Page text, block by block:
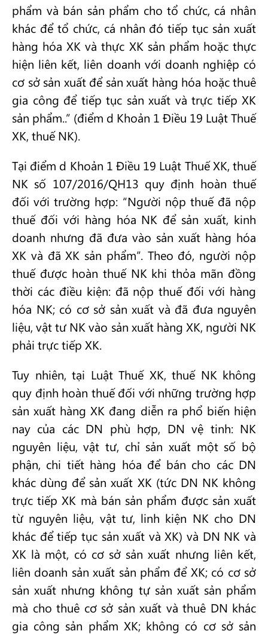
phẩm và bán sản phẩm cho tổ chức, cá nhân
khác để tổ chức, cá nhân đó tiếp tục sản xuất
hàng hóa XK và thực XK sản phẩm hoặc thực
hiện liên kết, liên doanh với doanh nghiệp có
cơ sở sản xuất để sản xuất hàng hóa hoặc thuê
gia công để tiếp tục sản xuất và trực tiếp XK
sản phẩm..” (điểm d Khoản 1 Điều 19 Luật Thuế
XK, thuế NK).
Tại điểm d Khoản 1 Điều 19 Luật Thuế XK, thuế
NK số 107/2016/QH13 quy định hoàn thuế
đối với trường hợp: “Người nộp thuế đã nộp
thuế đối với hàng hóa NK để sản xuất, kinh
doanh nhưng đã đưa vào sản xuất hàng hóa
XK và đã XK sản phẩm”. Theo đó, người nộp
thuế được hoàn thuế NK khi thỏa mãn đồng
thời các điều kiện: đã nộp thuế đối với hàng
hóa NK; có cơ sở sản xuất và đã đưa nguyên
liệu, vật tư NK vào sản xuất hàng XK, người NK
phải trực tiếp XK.
Tuy nhiên, tại Luật Thuế XK, thuế NK không
quy định hoàn thuế đối với những trường hợp
sản xuất hàng XK đang diễn ra phổ biến hiện
nay của các DN phù hợp, DN vệ tinh: NK
nguyên liệu, vật tư, chỉ sản xuất một số bộ
phận, chi tiết hàng hóa để bán cho các DN
khác dùng để sản xuất XK (tức DN NK không
trực tiếp XK mà bán sản phẩm được sản xuất
từ nguyên liệu, vật tư, linh kiện NK cho DN
khác để tiếp tục sản xuất và XK) và DN NK và
XK là một, có cơ sở sản xuất nhưng liên kết,
liên doanh sản xuất sản phẩm để XK; có cơ sở
sản xuất nhưng không tự sản xuất sản phẩm
mà cho thuê cơ sở sản xuất và thuê DN khác
gia công sản phẩm XK; không có cơ sở sản